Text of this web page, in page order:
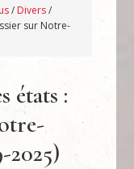
/ Divers/
sur Notre-
états :
2025)